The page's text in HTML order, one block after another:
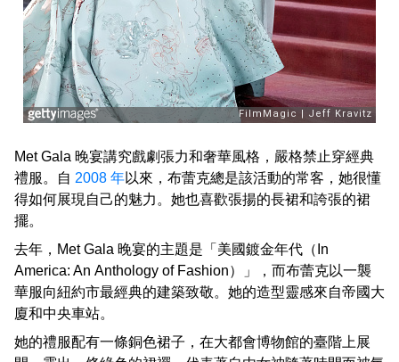
Met Gala 晚宴講究戲劇張力和奢華風格，嚴格禁止穿經典
禮服。自 2008 年以來，布蕾克總是該活動的常客，她很懂
得如何展現自己的魅力。她也喜歡張揚的長裙和誇張的裙
擺。
去年，Met Gala 晚宴的主題是「美國鍍金年代（In
America: An Anthology of Fashion）」，而布蕾克以一襲
華服向紐約市最經典的建築致敬。她的造型靈感來自帝國大
廈和中央車站。
她的禮服配有一條銅色裙子，在大都會博物館的臺階上展